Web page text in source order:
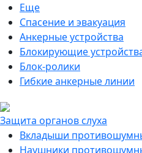
Еще
Спасение и эвакуация
Анкерные устройства
Блокирующие
Блок-ролики
Гибкие анкерные линии
Защита органов слуха
Вкладыши
Наушники